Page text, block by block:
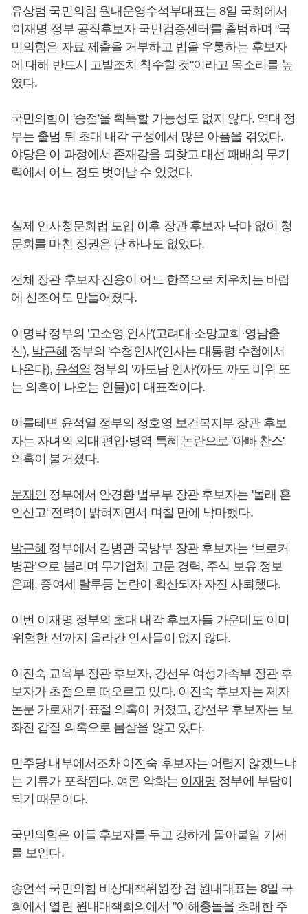
유상범 국민의힘 원내운영수석부대표는 8일 국회에서
'이재명 정부 공직후보자 국민검증센터'를 출범하며 "국
민의힘은 자료 제출을 거부하고 법을 우롱하는 후보자
에 대해 반드시 고발조치 착수할 것"이라고 목소리를 높
였다.
국민의힘이 '승점'을 획득할 가능성도 없지 않다. 역대 정
부는 출범 뒤 초대 내각 구성에서 많은 아픔을 겪었다.
야당은 이 과정에서 존재감을 되찾고 대선 패배의 무기
력에서 어느 정도 벗어날 수 있었다.
실제 인사청문회법 도입 이후 장관 후보자 낙마 없이 청
문회를 마친 정권은 단 하나도 없었다.
전체 장관 후보자 진용이 어느 한쪽으로 치우치는 바람
에 신조어도 만들어졌다.
이명박 정부의 '고소영 인사'(고려대·소망교회·영남출
신), 박근혜 정부의 '수첩인사'(인사는 대통령 수첩에서
나온다), 윤석열 정부의 '까도남 인사'(까도 까도 비위 또
는 의혹이 나오는 인물)이 대표적이다.
이를테면 윤석열 정부의 정호영 보건복지부 장관 후보
자는 자녀의 의대 편입·병역 특혜 논란으로 '아빠 찬스'
의혹이 불거졌다.
문재인 정부에서 안경환 법무부 장관 후보자는 '몰래 혼
인신고' 전력이 밝혀지면서 며칠 만에 낙마했다.
박근혜 정부에서 김병관 국방부 장관 후보자는 ‘브로커
병관’으로 불리며 무기업체 고문 경력, 주식 보유 정보
은폐, 증여세 탈루등 논란이 확산되자 자진 사퇴했다.
이번 이재명 정부의 초대 내각 후보자들 가운데도 이미
'위험한 선'까지 올라간 인사들이 없지 않다.
이진숙 교육부 장관 후보자, 강선우 여성가족부 장관 후
보자가 초점으로 떠오르고 있다. 이진숙 후보자는 제자
논문 가로채기·표절 의혹이 커졌고, 강선우 후보자는 보
좌진 갑질 의혹으로 몸살을 앓고 있다.
민주당 내부에서조차 이진숙 후보자는 어렵지 않겠느냐
는 기류가 포착된다. 여론 악화는 이재명 정부에 부담이
되기 때문이다.
국민의힘은 이들 후보자를 두고 강하게 몰아붙일 기세
를 보인다.
송언석 국민의힘 비상대책위원장 겸 원내대표는 8일 국
회에서 열린 원내대책회의에서 "이해충돌을 초래한 주